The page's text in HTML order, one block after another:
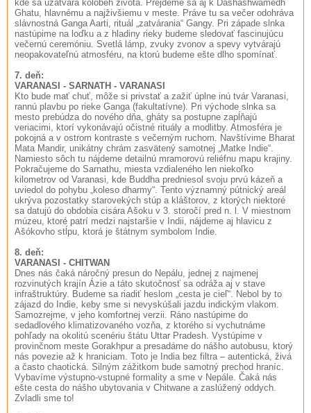
kde sa uzatvára kolobeh života. Prejdeme sa aj k Dashashwamedh
Ghatu, hlavnému a najživšiemu v meste. Práve tu sa večer odohráva
slávnostná Ganga Aarti, rituál „zatvárania“ Gangy. Pri západe slnka
nastúpime na loďku a z hladiny rieky budeme sledovať fascinujúcu
večernú ceremóniu. Svetlá lámp, zvuky zvonov a spevy vytvárajú
neopakovateľnú atmosféru, na ktorú budeme ešte dlho spomínať.
7. deň:
VARANASI - SARNATH - VARANASI
Kto bude mať chuť, môže si privstať a zažiť úplne inú tvár Varanasi,
rannú plavbu po rieke Ganga (fakultatívne). Pri východe slnka sa
mesto prebúdza do nového dňa, gháty sa postupne zapĺňajú
veriacimi, ktorí vykonávajú očistné rituály a modlitby. Atmosféra je
pokojná a v ostrom kontraste s večerným ruchom. Navštívime Bharat
Mata Mandir, unikátny chrám zasvätený samotnej „Matke Indie“.
Namiesto sôch tu nájdeme detailnú mramorovú reliéfnu mapu krajiny.
Pokračujeme do Sarnathu, miesta vzdialeného len niekoľko
kilometrov od Varanasi, kde Buddha predniesol svoju prvú kázeň a
uviedol do pohybu „koleso dharmy“. Tento významný pútnický areál
ukrýva pozostatky starovekých stúp a kláštorov, z ktorých niektoré
sa datujú do obdobia cisára Ašoku v 3. storočí pred n. l. V miestnom
múzeu, ktoré patrí medzi najstaršie v Indii, nájdeme aj hlavicu z
Ašókovho stĺpu, ktorá je štátnym symbolom Indie.
8. deň:
VARANASI - CHITWAN
Dnes nás čaká náročný presun do Nepálu, jednej z najmenej
rozvinutých krajín Ázie a táto skutočnosť sa odráža aj v stave
infraštruktúry. Budeme sa riadiť heslom „cesta je cieľ“. Nebol by to
zájazd do Indie, keby sme si nevyskúšali jazdu indickým vlakom.
Samozrejme, v jeho komfortnej verzii. Ráno nastúpime do
sedadlového klimatizovaného vozňa, z ktorého si vychutnáme
pohľady na okolitú scenériu štátu Uttar Pradesh. Vystúpime v
provinčnom meste Gorakhpur a presadáme do nášho autobusu, ktorý
nás povezie až k hraniciam. Toto je India bez filtra – autentická, živá
a často chaotická. Silným zážitkom bude samotný prechod hraníc.
Vybavíme výstupno-vstupné formality a sme v Nepále. Čaká nás
ešte cesta do nášho ubytovania v Chitwane a zaslúžený oddych.
Zvladli sme to!